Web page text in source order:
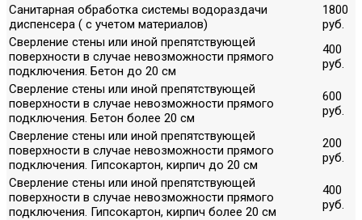
Санитарная обработка системы водораздачи
диспенсера ( с учетом материалов)
1800
руб.
Сверление стены или иной препятствующей
поверхности в случае невозможности прямого
подключения. Бетон до 20 см
400
руб.
Сверление стены или иной препятствующей
поверхности в случае невозможности прямого
подключения. Бетон более 20 см
600
руб.
Сверление стены или иной препятствующей
поверхности в случае невозможности прямого
подключения. Гипсокартон, кирпич до 20 см
200
руб.
Сверление стены или иной препятствующей
поверхности в случае невозможности прямого
подключения. Гипсокартон, кирпич более 20 см
400
руб.